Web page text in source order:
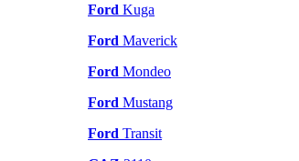
Ford Kuga
Ford Maverick
Ford Mondeo
Ford Mustang
Ford Transit